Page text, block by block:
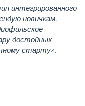
интегрированного
новичкам,
достойных
старту».